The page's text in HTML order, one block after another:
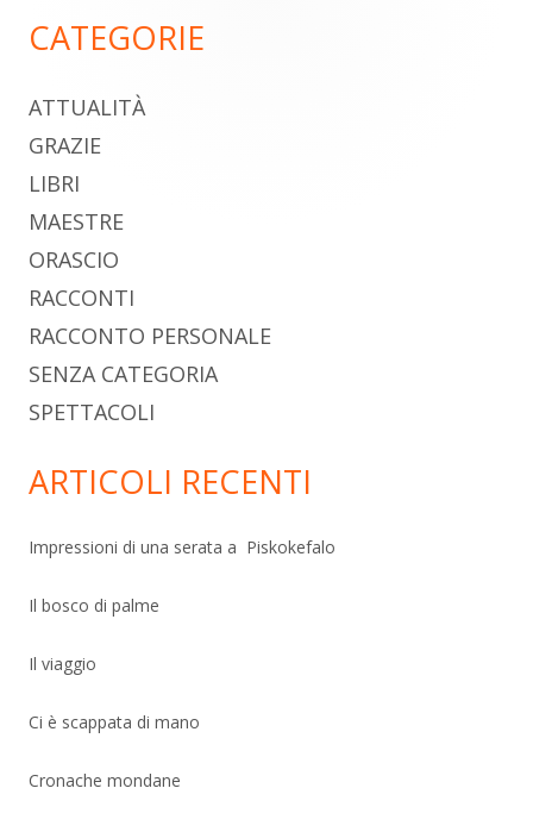
Barra
laterale
principale
CATEGORIE
ATTUALITÀ
GRAZIE
LIBRI
MAESTRE
ORASCIO
RACCONTI
RACCONTO PERSONALE
SENZA CATEGORIA
SPETTACOLI
ARTICOLI RECENTI
Impressioni di una serata a Piskokefalo
Il bosco di palme
Il viaggio
Ci è scappata di mano
Cronache mondane